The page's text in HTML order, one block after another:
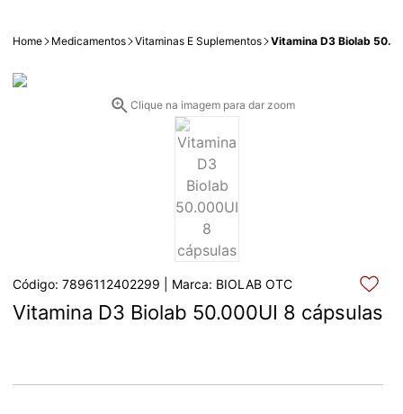
Home Medicamentos Vitaminas E Suplementos Vitamina D3 Biolab
Clique na imagem para dar zoom
Código: 7896112402299 | Marca: BIOLAB OTC
Vitamina D3 Biolab 50.000UI 8 cápsulas